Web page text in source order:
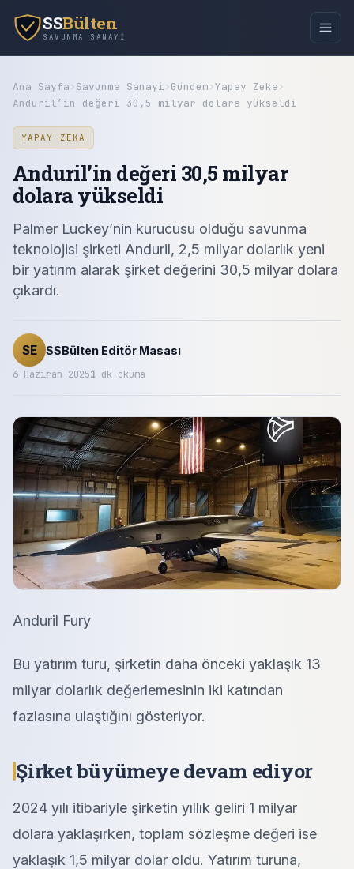
SSBülten
SAVUNMA SANAYI
Ana Sayfa› Savunma Sanayi› Gündem›Yapay Zeka›
Anduril’in değeri 30,5 milyar dolara yükseldi
YAPAY ZEKA
Anduril’in değeri 30,5 milyar
dolara yükseldi
Palmer Luckey’nin kurucusu olduğu savunma
teknolojisi şirketi Anduril, 2,5 milyar dolarlık yeni
bir yatırım alarak şirket değerini 30,5 milyar dolara
çıkardı.
SE SSBülten Editör Masası
6 Haziran 20251 dk okuma
Anduril Fury
Bu yatırım turu, şirketin daha önceki yaklaşık 13
milyar dolarlık değerlemesinin iki katından
fazlasına ulaştığını gösteriyor.
Şirket büyümeye devam ediyor
2024 yılı itibariyle şirketin yıllık geliri 1 milyar
dolara yaklaşırken, toplam sözleşme değeri ise
yaklaşık 1,5 milyar dolar oldu. Yatırım turuna,